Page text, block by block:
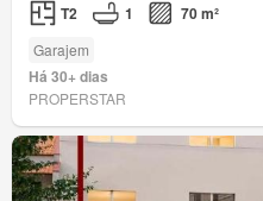
T2 1 70 m²
Garajem
Há 30+ dias
PROPERSTAR